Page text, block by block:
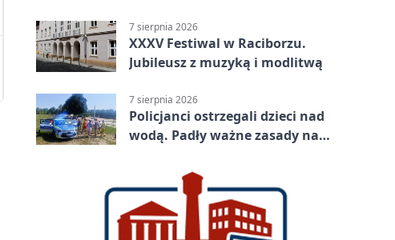
7 sierpnia 2026
XXXV Festiwal w Raciborzu.
Jubileusz z muzyką i modlitwą
7 sierpnia 2026
Policjanci ostrzegali dzieci nad
wodą. Padły ważne zasady na